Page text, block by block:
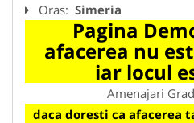
Oras: Simeria
Pagina
afacerea nu
iar locul
Amenajari
daca doresti ca afacerea